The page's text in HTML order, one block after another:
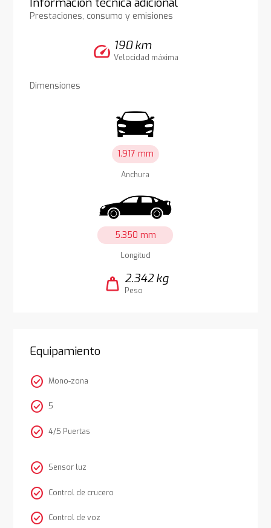
Prestaciones, consumo y emisiones
speed 190 km
Velocidad máxima
Dimensiones
1.917 mm
Anchura
5.350 mm
Longitud
weight 2.342 kg
Peso
Equipamiento
check_circle Mono-zona
check_circle 5
check_circle 4/5 Puertas
check_circle Sensor luz
check_circle Control de crucero
check_circle Control de voz